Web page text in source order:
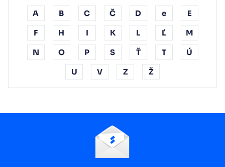
A B C Č D e E
F H I K L Ľ M
N O P S Ť T Ú
U V Z Ž